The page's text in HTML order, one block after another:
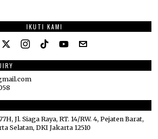
IKUTI KAMI
Jl. Siaga Raya, RT. 14/RW. 4, Pejaten Barat,
Selatan, DKI Jakarta 12510